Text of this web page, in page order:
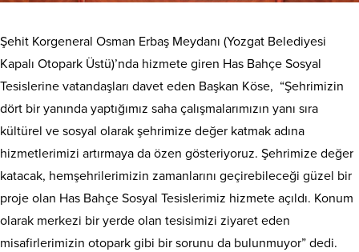
Şehit Korgeneral Osman Erbaş Meydanı (Yozgat Belediyesi
Kapalı Otopark Üstü)’nda hizmete giren Has Bahçe Sosyal
Tesislerine vatandaşları davet eden Başkan Köse, “Şehrimizin
dört bir yanında yaptığımız saha çalışmalarımızın yanı sıra
kültürel ve sosyal olarak şehrimize değer katmak adına
hizmetlerimizi artırmaya da özen gösteriyoruz. Şehrimize değer
katacak, hemşehrilerimizin zamanlarını geçirebileceği güzel bir
proje olan Has Bahçe Sosyal Tesislerimiz hizmete açıldı. Konum
olarak merkezi bir yerde olan tesisimizi ziyaret eden
misafirlerimizin otopark gibi bir sorunu da bulunmuyor” dedi.